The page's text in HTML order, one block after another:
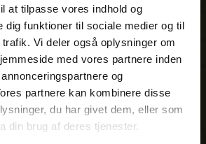
at tilpasse vores indhold og
dig funktioner til sociale medier og til
Vi deler også oplysninger om
med vores partnere inden
og
partnere kan kombinere disse
du har givet dem, eller som
din brug af deres tjenester.
Eintritt in alle unsere